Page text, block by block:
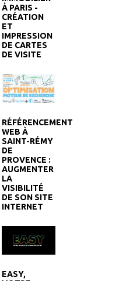
À PARIS -
CRÉATION
ET
IMPRESSION
DE CARTES
DE VISITE
RÉFÉRENCEMENT
WEB À
SAINT-RÉMY
DE
PROVENCE :
AUGMENTER
LA
VISIBILITÉ
DE SON SITE
INTERNET
EASY,